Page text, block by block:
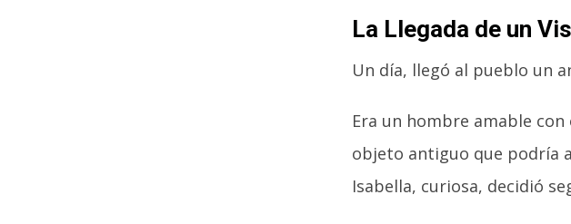
La Llegada de un
Un día, llegó al pueblo un
Era un hombre amable
objeto antiguo que podría
Isabella, curiosa, decidió